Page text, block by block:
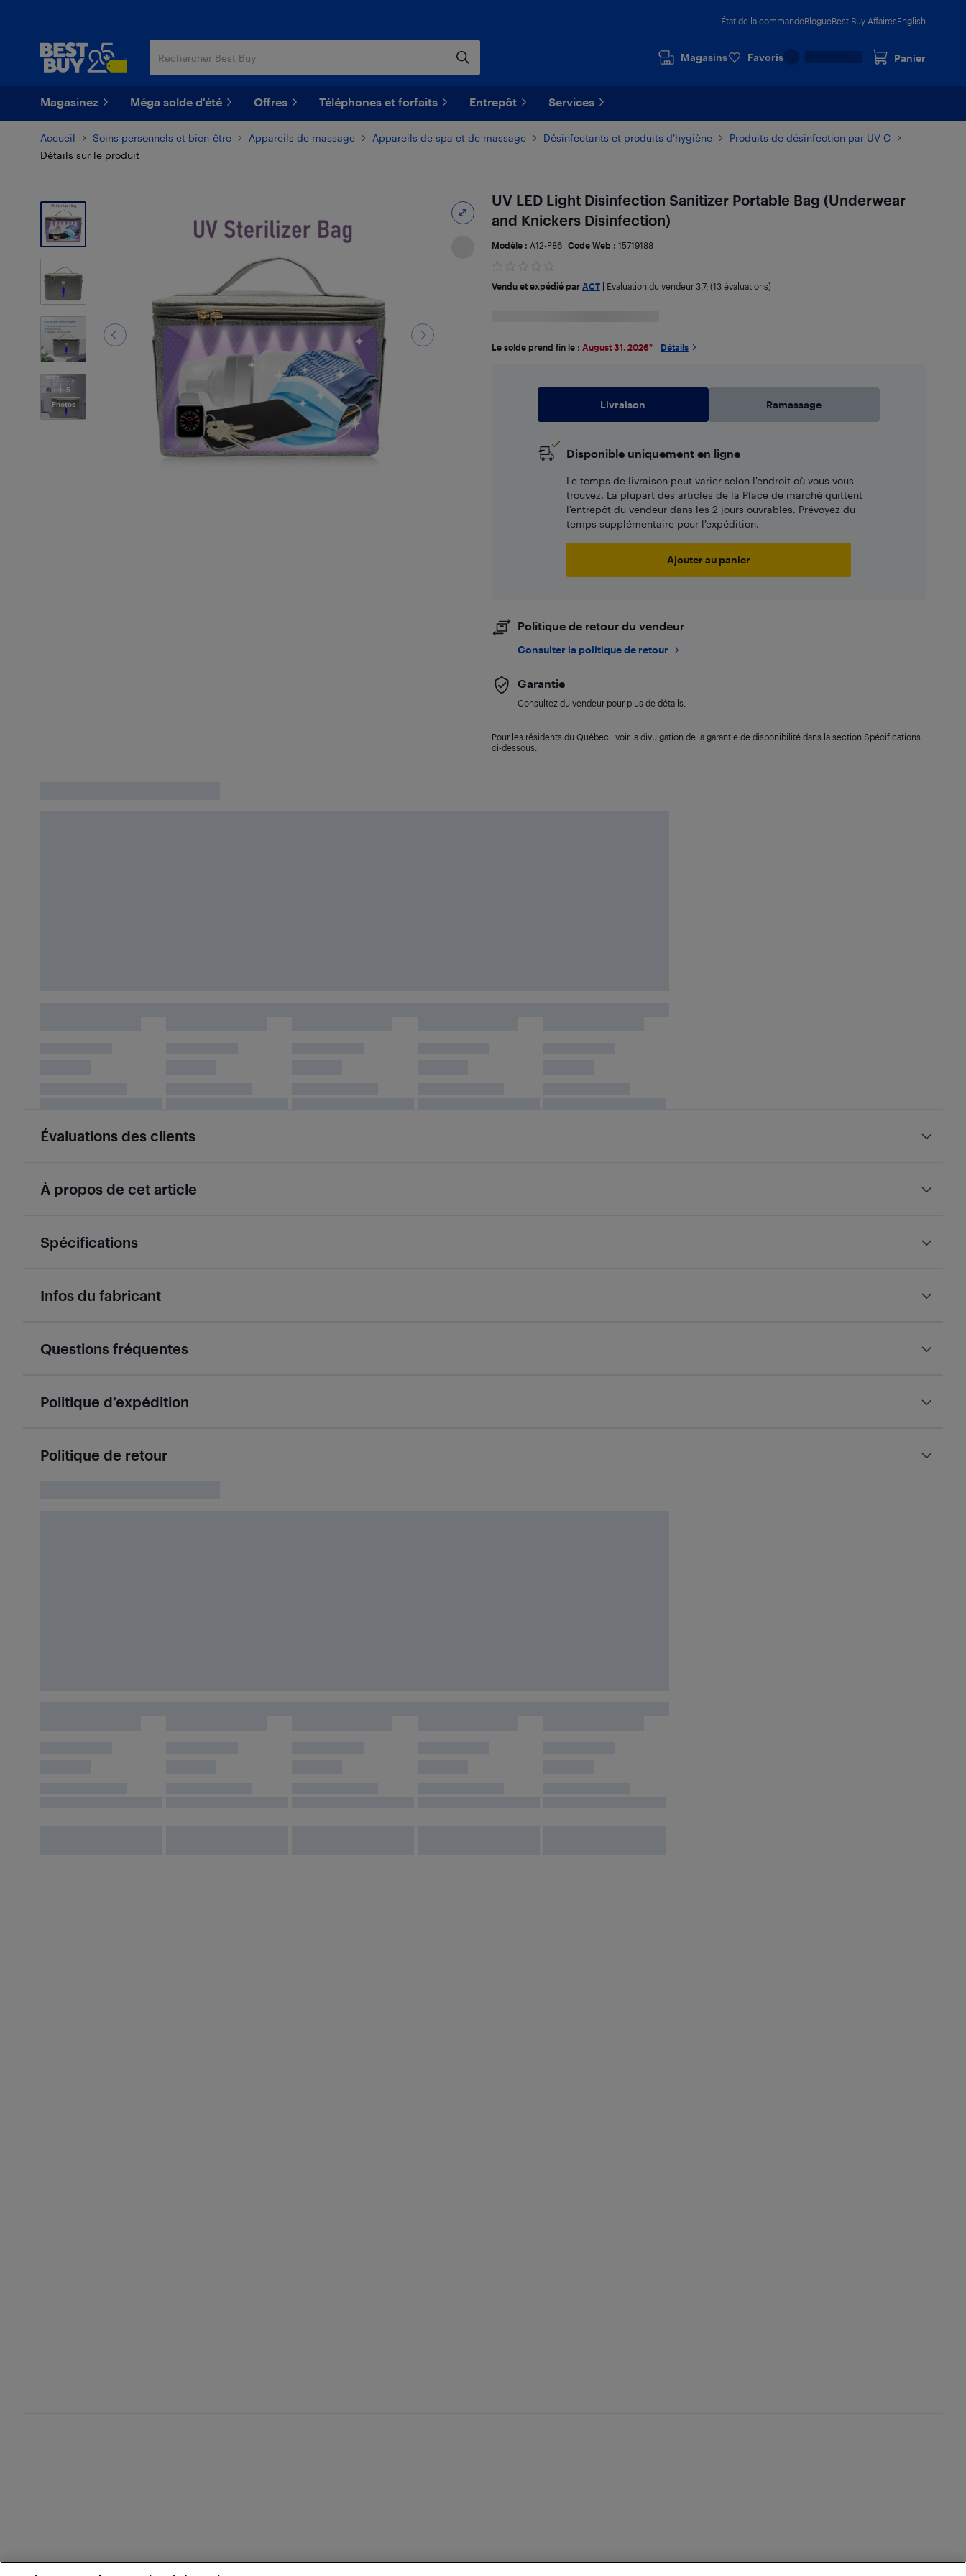
État de la commandeBlogueBest Buy AffairesEnglish
Magasins Favoris Panier
Magasinez Méga solde d'été Offres Téléphones et forfaits Entrepôt Services
Accueil Soins personnels et bien-être Appareils de massage Appareils de spa et de massage Désinfectants et produits d’hygiène
Produits de désinfection par UV-C
Détails sur le produit
5
Photos
UV LED Light Disinfection Sanitizer Portable Bag (Underwear
and Knickers Disinfection)
Modèle : A12-P86 Code Web : 15719188
Vendu et expédié par ACT| Évaluation du vendeur 3,7; (13 évaluations)
Le solde prend fin le : August 31, 2026* Détails
Livraison Ramassage
Disponible uniquement en ligne
Le temps de livraison peut varier selon l'endroit où vous vous
trouvez. La plupart des articles de la Place de marché quittent
l’entrepôt du vendeur dans les 2 jours ouvrables. Prévoyez du
temps supplémentaire pour l’expédition.
Ajouter au panier
Politique de retour du vendeur
Consulter la politique de retour
Garantie
Consultez du vendeur pour plus de détails.
Pour les résidents du Québec : voir la divulgation de la garantie de disponibilité dans la section Spécifications
ci-dessous.
Évaluations des clients
À propos de cet article
Spécifications
Infos du fabricant
Questions fréquentes
Politique d’expédition
Politique de retour